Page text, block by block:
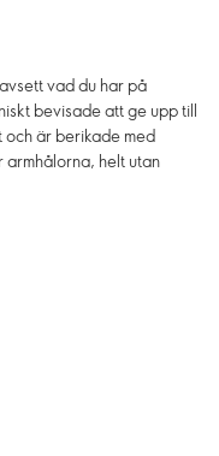
vad du har på
bevisade att ge upp till
och är berikade med
helt utan